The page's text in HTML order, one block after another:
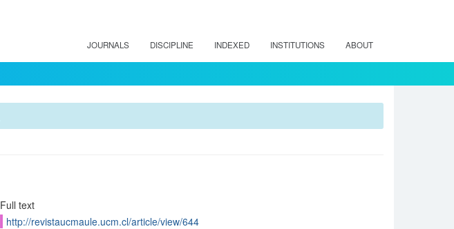
JOURNALS DISCIPLINE INDEXED INSTITUTIONS ABOUT
Full text
http://revistaucmaule.ucm.cl/article/view/644